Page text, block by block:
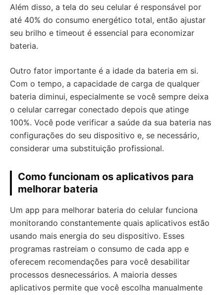
Além disso, a tela do seu celular é responsável por
até 40% do consumo energético total, então ajustar
seu brilho e timeout é essencial para economizar
bateria.
Outro fator importante é a idade da bateria em si.
Com o tempo, a capacidade de carga de qualquer
bateria diminui, especialmente se você sempre deixa
o celular carregar conectado depois que atinge
100%. Você pode verificar a saúde da sua bateria nas
configurações do seu dispositivo e, se necessário,
considerar uma substituição profissional.
Como funcionam os aplicativos para
melhorar bateria
Um app para melhorar bateria do celular funciona
monitorando constantemente quais aplicativos estão
usando mais energia do seu dispositivo. Esses
programas rastreiam o consumo de cada app e
oferecem recomendações para você desabilitar
processos desnecessários. A maioria desses
aplicativos permite que você escolha manualmente